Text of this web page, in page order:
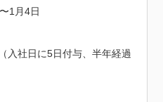
1月4日
入社日に5日付与、半年経過